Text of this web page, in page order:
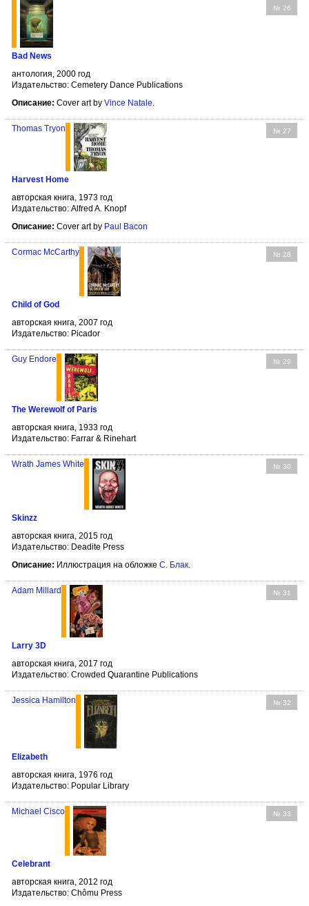
№ 26
Bad News
антология, 2000 год
Издательство: Cemetery Dance Publications
Описание: Cover art by Vince Natale.
№ 27
Thomas Tryon
Harvest Home
авторская книга, 1973 год
Издательство: Alfred A. Knopf
Описание: Cover art by Paul Bacon
№ 28
Cormac McCarthy
Child of God
авторская книга, 2007 год
Издательство: Picador
№ 29
Guy Endore
The Werewolf of Paris
авторская книга, 1933 год
Издательство: Farrar & Rinehart
№ 30
Wrath James White
Skinzz
авторская книга, 2015 год
Издательство: Deadite Press
Описание: Иллюстрация на обложке С. Блак.
№ 31
Adam Millard
Larry 3D
авторская книга, 2017 год
Издательство: Crowded Quarantine Publications
№ 32
Jessica Hamilton
Elizabeth
авторская книга, 1976 год
Издательство: Popular Library
№ 33
Michael Cisco
Celebrant
авторская книга, 2012 год
Издательство: Chômu Press